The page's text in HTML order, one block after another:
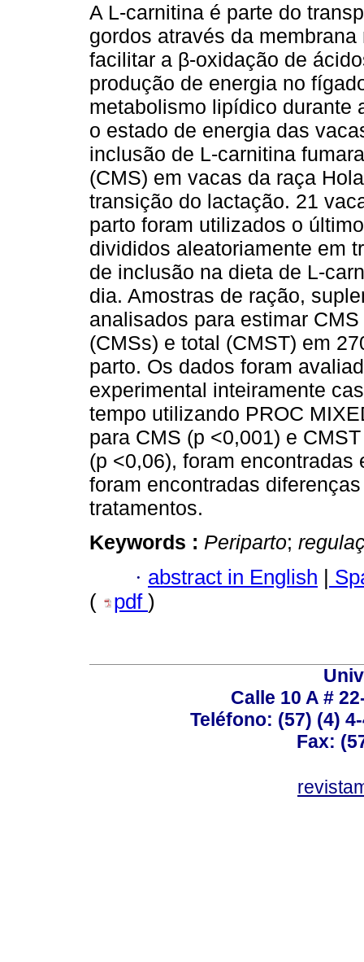
A L-carnitina é parte do
gordos através da
facilitar a β-oxidação de
produção de energia no
metabolismo lipídico durante
o estado de energia das
inclusão de L-carnitina
(CMS) em vacas da raça
transição do lactação. 21
parto foram utilizados o
divididos aleatoriamente em
de inclusão na dieta de L-
dia. Amostras de ração,
analisados para estimar
(CMSs) e total (CMST) em
parto. Os dados foram
experimental inteiramente
tempo utilizando PROC
para CMS (p <0,001) e
(p <0,06), foram
foram encontradas
tratamentos.
Keywords : Periparto;
· abstract in English |
(
pdf )
Calle 10 A #
Teléfono: (57) (4)
Fax: